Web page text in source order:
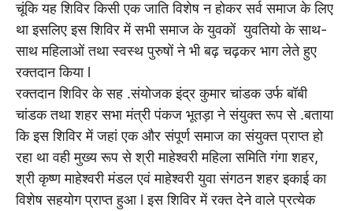
चूंकि यह शिविर किसी एक जाति विशेष न होकर सर्व समाज के लिए
था इसलिए इस शिविर में सभी समाज के युवकों युवतियो के साथ-
साथ महिलाओं तथा स्वस्थ पुरुषों ने भी बढ़ चढ़कर भाग लेते हुए
रक्तदान किया l
रक्तदान शिविर के सह .संयोजक इंद्र कुमार चांडक उर्फ बॉबी
चांडक तथा शहर सभा मंत्री पंकज भूतड़ा ने संयुक्त रूप से .बताया
कि इस शिविर में जहां एक और संपूर्ण समाज का संयुक्त प्राप्त हो
रहा था वही मुख्य रूप से श्री माहेश्वरी महिला समिति गंगा शहर,
श्री कृष्ण माहेश्वरी मंडल एवं माहेश्वरी युवा संगठन शहर इकाई का
विशेष सहयोग प्राप्त हुआ l इस शिविर में रक्त देने वाले प्रत्येक